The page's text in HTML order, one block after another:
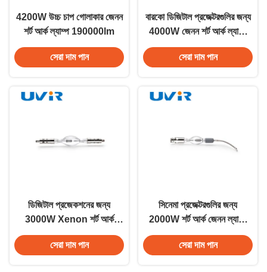
4200W উচ্চ চাপ গোলাকার জেনন
শর্ট আর্ক ল্যাম্প 190000lm
সেরা দাম পান
বারকো ডিজিটাল প্রজেক্টরগুলির জন্য
4000W জেনন শর্ট আর্ক ল্যাম্প
130A
সেরা দাম পান
ডিজিটাল প্রজেকশনের জন্য
3000W Xenon শর্ট আর্ক
ল্যাম্প 334mm
সেরা দাম পান
সিনেমা প্রজেক্টরগুলির জন্য
2000W শর্ট আর্ক জেনন ল্যাম্প
ক্রিস্টি সিপি 2210
সেরা দাম পান